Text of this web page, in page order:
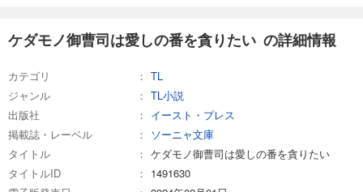
ケダモノ御曹司は愛しの番を貪りたい の詳細情報
カテゴリ
TL
ジャンル
TL小説
出版社
イースト・プレス
掲載誌・レーベル
ソーニャ文庫
タイトル
ケダモノ御曹司は愛しの番を貪りたい
タイトルID
1491630